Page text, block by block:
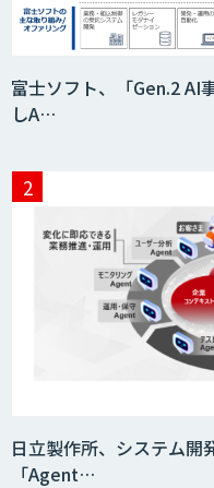
miibo
富士ソフト、「Gen.2 AI
しA…
日立製作所、システム開
「Agent…